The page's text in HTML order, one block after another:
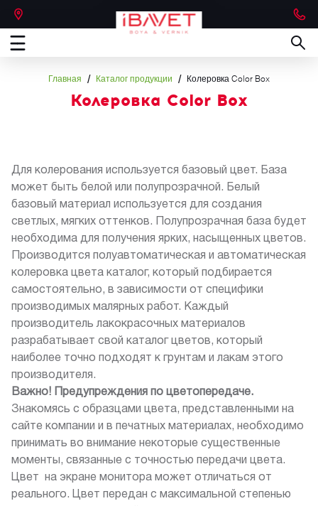
Главная / Каталог продукции / Колеровка Color Box
Колеровка Color Box
Для колерования используется базовый цвет. База
может быть белой или полупрозрачной. Белый
базовый материал используется для создания
светлых, мягких оттенков. Полупрозрачная база будет
необходима для получения ярких, насыщенных цветов.
Производится полуавтоматическая и автоматическая
колеровка цвета каталог, который подбирается
самостоятельно, в зависимости от специфики
производимых малярных работ. Каждый
производитель лакокрасочных материалов
разрабатывает свой каталог цветов, который
наиболее точно подходят к грунтам и лакам этого
производителя.
Важно! Предупреждения по цветопередаче.
Знакомясь с образцами цвета, представленными на
сайте компании и в печатных материалах, необходимо
принимать во внимание некоторые существенные
моменты, связанные с точностью передачи цвета.
Цвет на экране монитора может отличаться от
реального. Цвет передан с максимальной степенью